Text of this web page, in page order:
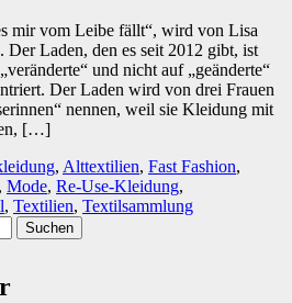
mir vom Leibe fällt“, wird von Lisa
Der Laden, den es seit 2012 gibt, ist
und nicht auf „geänderte“
Der Laden wird von drei Frauen
nennen, weil sie Kleidung mit
[…]
, Alttextilien, Fast Fashion,
, Mode, Re-Use-Kleidung,
, Textilien, Textilsammlung